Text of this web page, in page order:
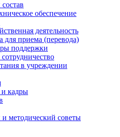
обеспечение
деятельность
для приема (перевода)
поддержки
в учреждении
кадры
методический советы